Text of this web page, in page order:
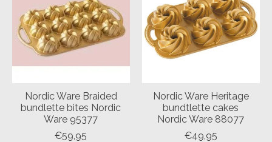
Nordic Ware Braided
bundlette bites Nordic
Ware 95377
€59,95
Nordic Ware Heritage
bundtlette cakes
Nordic Ware 88077
€49,95